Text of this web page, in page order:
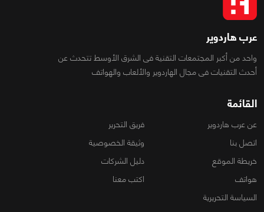
عرب هاردوير
واحد من أكبر المجتمعات التقنية فى الشرق الأوسط تتحدث عن
أحدث التقنيات فى مجال الهاردوير والألعاب والهواتف
القائمة
عن عرب هاردوير
فريق التحرير
اتصل بنا
وثيقة الخصوصية
خريطة الموقع
دليل الشركات
هواتف
اكتب معنا
السياسة التحريرية